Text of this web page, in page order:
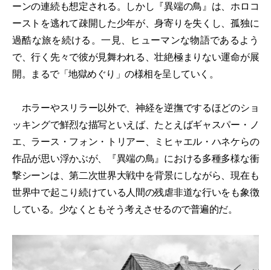
ーンの連続も想定される。しかし『異端の鳥』は、ホロコ
ーストを逃れて疎開した少年が、身寄りを失くし、孤独に
過酷な旅を続ける。一見、ヒューマンな物語であるよう
で、行く先々で彼が見舞われる、壮絶極まりない運命が展
開。まるで「地獄めぐり」の様相を呈していく。
ホラーやスリラー以外で、神経を逆撫でするほどのショ
ッキングで鮮烈な描写といえば、たとえばギャスパー・ノ
エ、ラース・フォン・トリアー、ミヒャエル・ハネケらの
作品が思い浮かぶが、『異端の鳥』における多種多様な衝
撃シーンは、第二次世界大戦中を背景にしながら、現在も
世界中で起こり続けている人間の残虐非道な行いをも象徴
している。少なくともそう考えさせるので普遍的だ。